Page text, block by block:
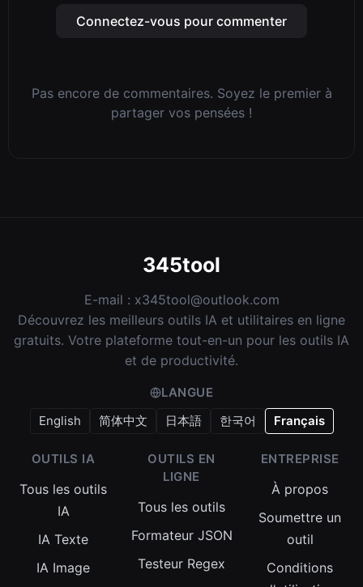
Connectez-vous pour commenter
Pas encore de commentaires. Soyez le premier à
partager vos pensées !
345tool
E-mail : x345tool@outlook.com
Découvrez les meilleurs outils IA et utilitaires en ligne
gratuits. Votre plateforme tout-en-un pour les outils IA
et de productivité.
LANGUE
English
简体中文 日本語 한국어 Français
OUTILS IA
Tous les outils
IA
IA Texte
IA Image
OUTILS EN
LIGNE
Tous les outils
Formateur JSON
Testeur Regex
ENTREPRISE
À propos
Soumettre un
outil
Conditions